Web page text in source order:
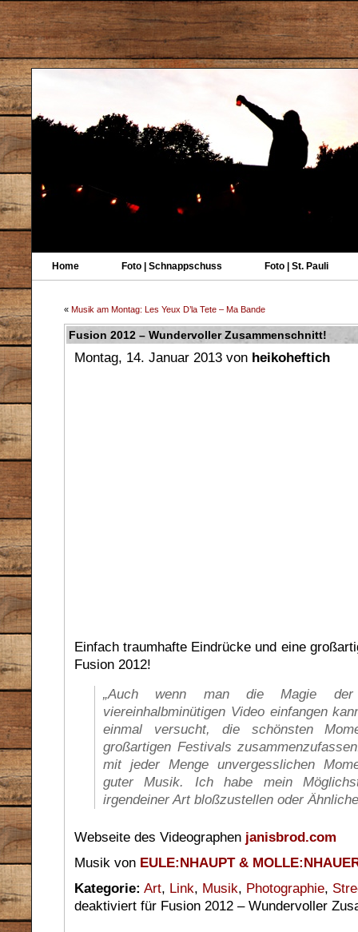
Home Foto | Schnappschuss Foto | St. Pauli
« Musik am Montag: Les Yeux D’la Tete – Ma Bande
Fusion 2012 – Wundervoller Zusammenschnitt!
Montag, 14. Januar 2013 von heikoheftich
Einfach traumhafte Eindrücke und eine
Fusion 2012!
„Auch wenn man die Magie
viereinhalbminütigen Video einfangen
einmal versucht, die schönsten
großartigen Festivals
mit jeder Menge unvergesslichen
guter Musik. Ich habe mein
irgendeiner Art bloßzustellen oder
Webseite des Videographen janisbrod.com
Musik von EULE:NHAUPT &
Kategorie: Art, Link, Musik, Photographie,
deaktiviert für Fusion 2012 – Wundervoller